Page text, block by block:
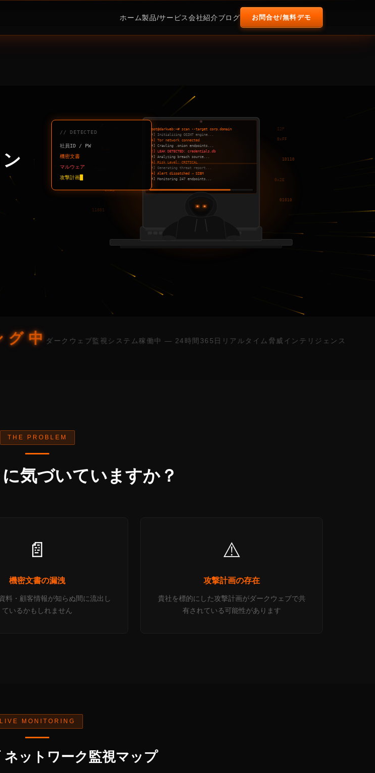
ホーム製品/サービス 会社紹介 ブログ お問合せ/無料デモ
// DETECTED
社員ID / PW
機密文書
マルウェア
攻撃計画█
root@darkweb:~# scan --target corp.domain
[*] Initializing OSINT engine...
[+] Tor network connected
[*] Crawling .onion endpoints...
[!] LEAK DETECTED: credentials.db
[*] Analyzing breach source...
[+] Risk Level: CRITICAL
[*] Generating threat report...
[+] Alert dispatched → SIEM
[*] Monitoring 247 endpoints...
0xAB
11001
0xFF
10110
0x2E
01010
I2P
ダークウェブ監視システム稼働中 — 24時間365日リアルタイム脅威インテリジェンス
THE PROBLEM
気づいていますか？
📄
機密文書の漏洩
料・顧客情報が知らぬ間に流出し
ているかもしれません
⚠️
攻撃計画の存在
貴社を標的にした攻撃計画がダークウェブで共
有されている可能性があります
LIVE MONITORING
ネットワーク監視マップ